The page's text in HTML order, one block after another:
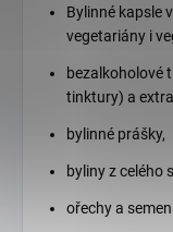
Bylinné kapsle
vegetariány i
bezalkoholové
tinktury) a
bylinné prášky,
byliny z celého
ořechy a